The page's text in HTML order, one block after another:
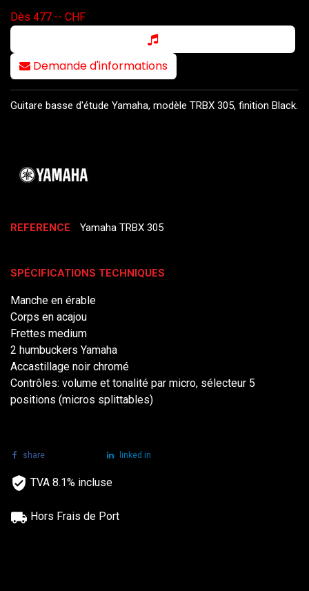
Dès 477.-- CHF
Demande d'informations
Guitare basse d'étude Yamaha, modèle TRBX 305, finition Black.
REFERENCE Yamaha TRBX 305
SPÉCIFICATIONS TECHNIQUES
Manche en érable
Corps en acajou
Frettes medium
2 humbuckers Yamaha
Accastillage noir chromé
Contrôles: volume et tonalité par micro, sélecteur 5
positions (micros splittables)
share linked in
TVA 8.1% incluse
Hors Frais de Port